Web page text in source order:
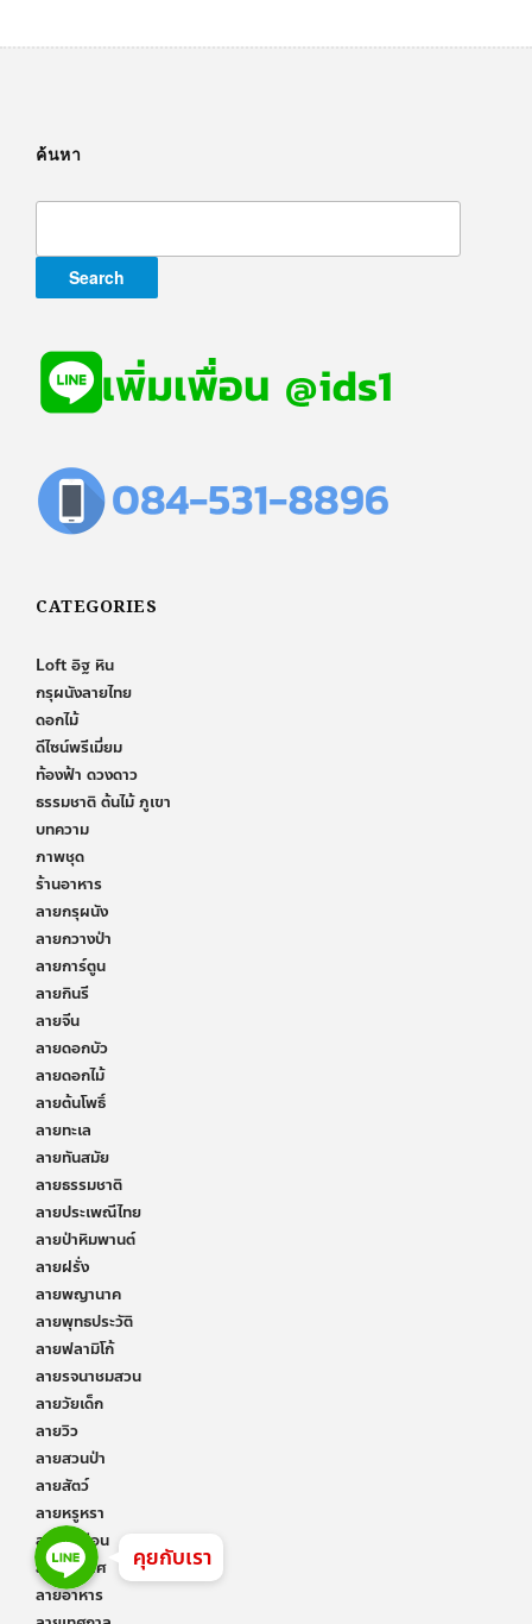
ค้นหา
CATEGORIES
Loft อิฐ หิน
กรุผนังลายไทย
ดอกไม้
ดีไซน์พรีเมี่ยม
ท้องฟ้า ดวงดาว
ธรรมชาติ ต้นไม้ ภูเขา
บทความ
ภาพชุด
ร้านอาหาร
ลายกรุผนัง
ลายกวางป่า
ลายการ์ตูน
ลายกินรี
ลายจีน
ลายดอกบัว
ลายดอกไม้
ลายต้นโพธิ์
ลายทะเล
ลายทันสมัย
ลายธรรมชาติ
ลายประเพณีไทย
ลายป่าหิมพานต์
ลายฝรั่ง
ลายพญานาค
ลายพุทธประวัติ
ลายฟลามิโก้
ลายรจนาชมสวน
ลายวัยเด็ก
ลายวิว
ลายสวนป่า
ลายสัตว์
ลายหรูหรา
ลายหินอ่อน
ลายอวกาศ
ลายอาหาร
Line
Line
Line
คุยกับเรา